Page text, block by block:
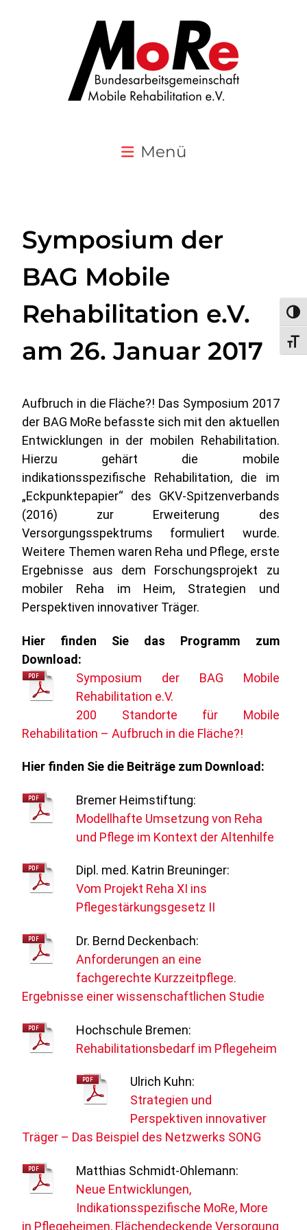
Menü
Symposium der
BAG Mobile
Rehabilitation e.V.
am 26. Januar 2017
Aufbruch in die Fläche?! Das Symposium 2017
der BAG MoRe befasste sich mit den aktuellen
Entwicklungen in der mobilen Rehabilitation.
Hierzu gehärt die mobile
indikationsspezifische Rehabilitation, die im
„Eckpunktepapier“ des GKV-Spitzenverbands
(2016) zur Erweiterung des
Versorgungsspektrums formuliert wurde.
Weitere Themen waren Reha und Pflege, erste
Ergebnisse aus dem Forschungsprojekt zu
mobiler Reha im Heim, Strategien und
Perspektiven innovativer Träger.
Hier finden Sie das Programm zum
Download:
Symposium der BAG Mobile
Rehabilitation e.V.
200 Standorte für Mobile
Rehabilitation – Aufbruch in die Fläche?!
Hier finden Sie die Beiträge zum Download:
Bremer Heimstiftung:
Modellhafte Umsetzung von Reha
und Pflege im Kontext der Altenhilfe
Dipl. med. Katrin Breuninger:
Vom Projekt Reha XI ins
Pflegestärkungsgesetz II
Dr. Bernd Deckenbach:
Anforderungen an eine
fachgerechte Kurzzeitpflege.
Ergebnisse einer wissenschaftlichen Studie
Hochschule Bremen:
Rehabilitationsbedarf im Pflegeheim
Ulrich Kuhn:
Strategien und
Perspektiven innovativer
Träger – Das Beispiel des Netzwerks SONG
Matthias Schmidt-Ohlemann:
Neue Entwicklungen,
Indikationsspezifische MoRe, More
in Pflegeheimen, Flächendeckende Versorgung